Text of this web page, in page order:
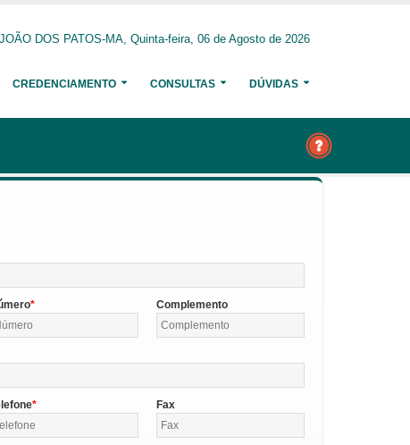
DOS PATOS-MA, Quinta-feira, 06 de Agosto de 2026
CREDENCIAMENTO CONSULTAS DÚVIDAS
Complemento
Fax